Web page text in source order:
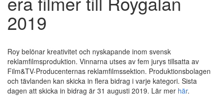
2019
Roy belönar kreativitet och nyskapande inom svensk
reklamfilmsproduktion. Vinnarna utses av fem jurys tillsatta av
Film&TV-Producenternas reklamfilmssektion. Produktionsbolagen
och tävlanden kan skicka in flera bidrag i varje kategori. Sista
dagen att skicka in bidrag är 31 augusti 2019. Lär mer här.